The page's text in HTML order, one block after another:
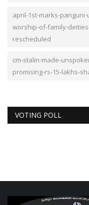
april-1st-marks-
worship-of-family-
rescheduled
cm-stalin-made-
promising-rs-15-lakhs-
VOTING POLL